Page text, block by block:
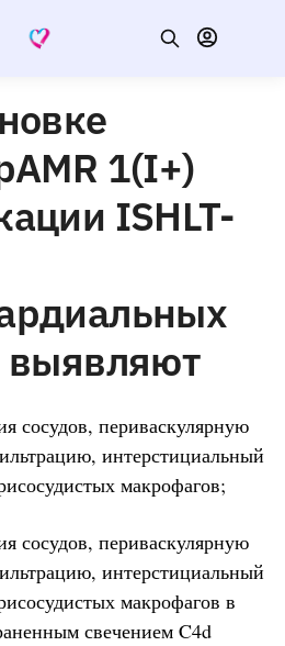
1(I+)
ISHLT-
выявляют
сосудов, периваскулярную
интерстициальный
макрофагов;
сосудов, периваскулярную
интерстициальный
макрофагов в
свечением C4d